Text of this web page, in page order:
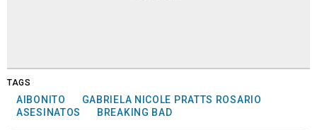
TAGS
AIBONITO
GABRIELA NICOLE PRATTS ROSARIO
ASESINATOS
BREAKING BAD